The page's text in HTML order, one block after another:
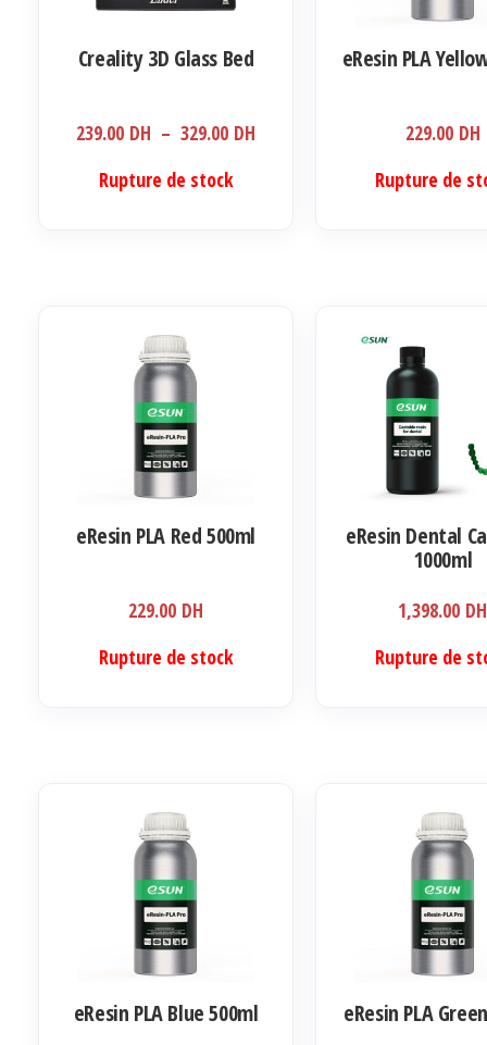
Creality 3D Glass Bed
239.00 DH – 329.00 DH
Rupture de stock
eResin PLA
229.00 DH
Rupture de
eResin PLA Red 500ml
229.00 DH
Rupture de stock
eResin Dental
1000ml
1,398.00 DH
Rupture de
eResin PLA Blue 500ml eResin PLA